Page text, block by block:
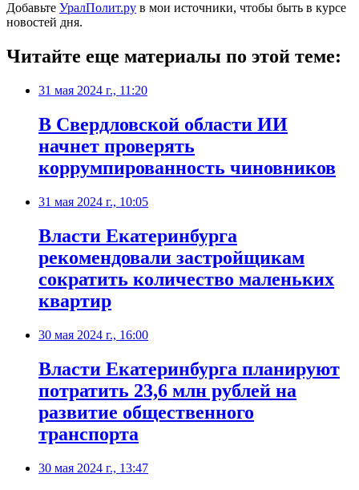
Добавьте УралПолит.ру в мои источники, чтобы быть в курсе
новостей дня.
Читайте еще материалы по этой теме:
31 мая 2024 г., 11:20
В Свердловской области ИИ
начнет проверять
коррумпированность чиновников
31 мая 2024 г., 10:05
Власти Екатеринбурга
рекомендовали застройщикам
сократить количество маленьких
квартир
30 мая 2024 г., 16:00
Власти Екатеринбурга планируют
потратить 23,6 млн рублей на
развитие общественного
транспорта
30 мая 2024 г., 13:47